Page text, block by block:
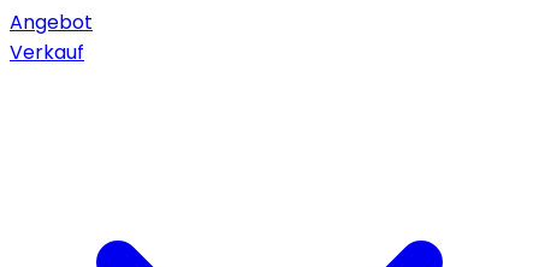
Angebot
Verkauf